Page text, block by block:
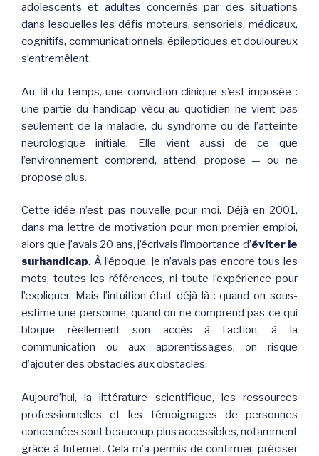
adolescents et adultes concernés par des situations
dans lesquelles les défis moteurs, sensoriels, médicaux,
cognitifs, communicationnels, épileptiques et douloureux
s’entremêlent.
Au fil du temps, une conviction clinique s’est imposée :
une partie du handicap vécu au quotidien ne vient pas
seulement de la maladie, du syndrome ou de l’atteinte
neurologique initiale. Elle vient aussi de ce que
l’environnement comprend, attend, propose — ou ne
propose plus.
Cette idée n’est pas nouvelle pour moi. Déjà en 2001,
dans ma lettre de motivation pour mon premier emploi,
alors que j’avais 20 ans, j’écrivais l’importance d’éviter le
surhandicap. À l’époque, je n’avais pas encore tous les
mots, toutes les références, ni toute l’expérience pour
l’expliquer. Mais l’intuition était déjà là : quand on sous-
estime une personne, quand on ne comprend pas ce qui
bloque réellement son accès à l’action, à la
communication ou aux apprentissages, on risque
d’ajouter des obstacles aux obstacles.
Aujourd’hui, la littérature scientifique, les ressources
professionnelles et les témoignages de personnes
concernées sont beaucoup plus accessibles, notamment
grâce à Internet. Cela m’a permis de confirmer, préciser